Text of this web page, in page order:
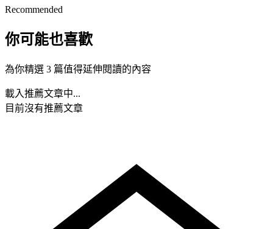
Recommended
你可能也喜歡
為你精選 3 篇值得延伸閱讀的內容
載入推薦文章中...
目前沒有推薦文章